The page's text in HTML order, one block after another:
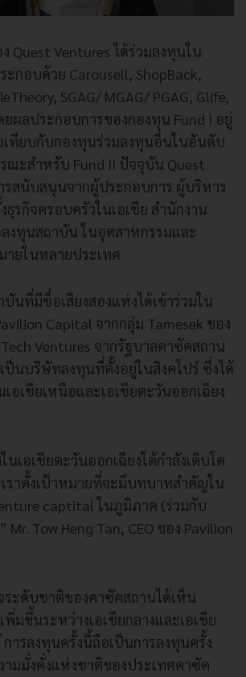
Quest Ventures ได้ร่วมลงทุนใน
กอบด้วย Carousell, ShopBack,
SGAG/ MGAG/ PGAG, Glife,
ผลประกอบการของกองทุน Fund I อยู่
ทียบกับกองทุนร่วมลงทุนอื่นในอันดับ
ณะสำหรับ Fund II ปัจจุบัน Quest
รสนับสนุนจากผู้ประกอบการ ผู้บริหาร
รกิจครอบครัวในเอเชีย สำนักงาน
งทุนสถาบัน ในอุตสาหกรรมและ
ยในหลายประเทศ
นที่มีชื่อเสียงสองแห่งได้เข้าร่วมใน
Capital จากกลุ่ม Tamesek ของ
Ventures จากรัฐบาลคาซัคสถาน
ป็นบริษัทลงทุนที่ตั้งอยู่ในสิงคโปร์ ซึ่งได้
อเชียเหนือและเอเชียตะวันออกเฉียง
นเอเชียตะวันออกเฉียงใต้กำลังเติบโต
ราตั้งเป้าหมายที่จะมีบทบาทสำคัญใน
captital ในภูมิภาค (ร่วมกับ
Mr. Tow Heng Tan, CEO ของ Pavilion
ระดับชาติของคาซัคสถานได้เห็น
พิ่มขึ้นระหว่างเอเชียกลางและเอเชีย
การลงทุนครั้งนี้ถือเป็นการลงทุนครั้ง
มมั่งคั่งแห่งชาติของประเทศคาซัค